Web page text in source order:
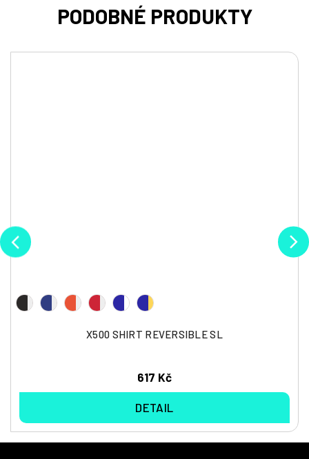
X500 SHIRT REVERSIBLE SL
617 Kč
DETAIL